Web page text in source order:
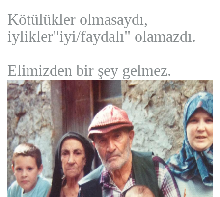
Kötülükler olmasaydı,
iylikler"iyi/faydalı" olamazdı.
Elimizden bir şey gelmez.